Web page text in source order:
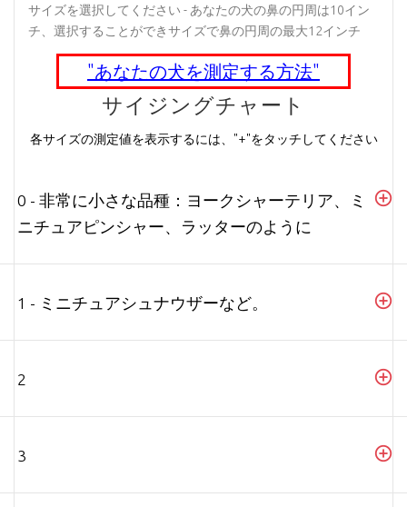
サイズを選択してください - あなたの犬の鼻の円周は10イン
チ、選択することができサイズで鼻の円周の最大12インチ
"あなたの犬を測定する方法"
サイジングチャート
各サイズの測定値を表示するには、"+"をタッチしてください
0 - 非常に小さな品種：ヨークシャーテリア、ミ
ニチュアピンシャー、ラッターのように
1 - ミニチュアシュナウザーなど。
2
3